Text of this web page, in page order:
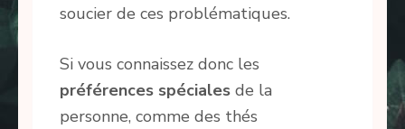
soucier de ces problématiques.
Si vous connaissez donc les
préférences spéciales de la
personne, comme des thés